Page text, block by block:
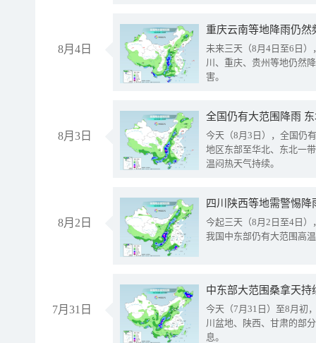
8月4日
重庆云南等地降雨仍然
未来三天（8月4日至6日
川、重庆、贵州等地仍然
害。
8月3日
全国仍有大范围降雨
今天（8月3日），全国仍
地区东部至华北、东北一
温闷热天气持续。
8月2日
今起三天（8月2日至4日
我国中东部仍有大范围高
7月31日
中东部大范围桑拿天
今天（7月31日）至8月初
川盆地、陕西、甘肃的部
息。